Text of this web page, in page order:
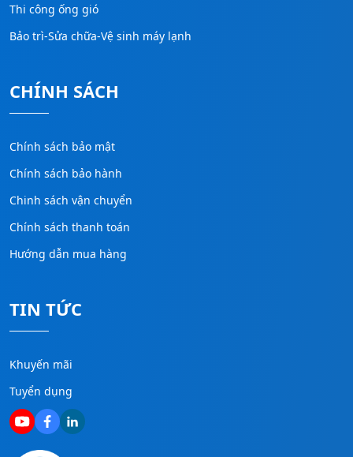
Thi công ống gió
Bảo trì-Sửa chữa-Vệ sinh máy lạnh
CHÍNH SÁCH
Chính sách bảo mật
Chính sách bảo hành
Chinh sách vận chuyển
Chính sách thanh toán
Hướng dẫn mua hàng
TIN TỨC
Khuyến mãi
Tuyển dụng